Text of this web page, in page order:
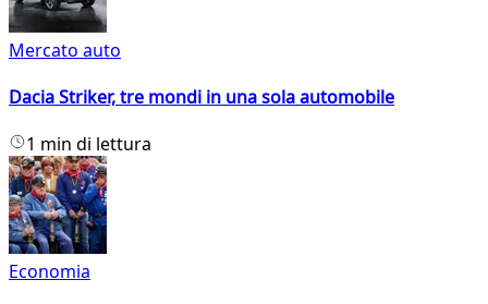
Mercato auto
Dacia Striker, tre mondi in una sola automobile
1 min di lettura
Economia